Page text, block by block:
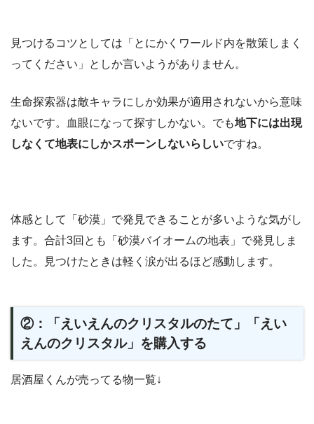
見つけるコツとしては「とにかくワールド内を散策しまく
ってください」としか言いようがありません。
生命探索器は敵キャラにしか効果が適用されないから意味
ないです。血眼になって探すしかない。でも地下には出現
しなくて地表にしかスポーンしないらしいですね。
体感として「砂漠」で発見できることが多いような気がし
ます。合計3回とも「砂漠バイオームの地表」で発見しま
した。見つけたときは軽く涙が出るほど感動します。
②：「えいえんのクリスタルのたて」「えい
えんのクリスタル」を購入する
居酒屋くんが売ってる物一覧↓